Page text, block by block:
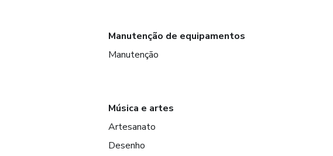
Manutenção de equipamentos
Manutenção
Música e artes
Artesanato
Desenho